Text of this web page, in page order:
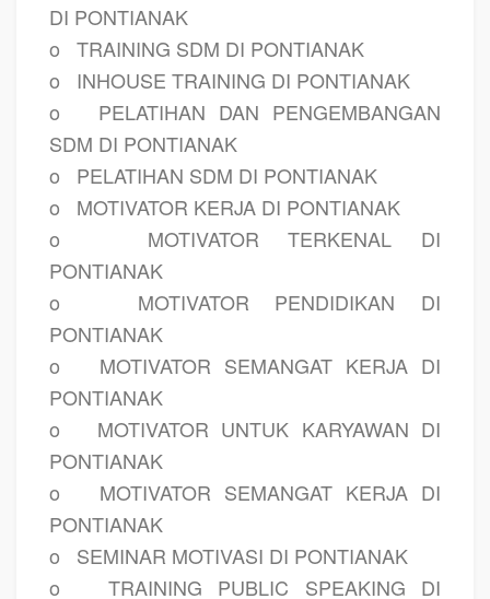
DI PONTIANAK
o
TRAINING SDM DI PONTIANAK
o
INHOUSE TRAINING DI PONTIANAK
o
PELATIHAN DAN PENGEMBANGAN
SDM DI PONTIANAK
o
PELATIHAN SDM DI PONTIANAK
o
MOTIVATOR KERJA DI PONTIANAK
o
MOTIVATOR TERKENAL DI
PONTIANAK
o
MOTIVATOR PENDIDIKAN DI
PONTIANAK
o
MOTIVATOR SEMANGAT KERJA DI
PONTIANAK
o
MOTIVATOR UNTUK KARYAWAN DI
PONTIANAK
o
MOTIVATOR SEMANGAT KERJA DI
PONTIANAK
o
SEMINAR MOTIVASI DI PONTIANAK
o
TRAINING PUBLIC SPEAKING DI